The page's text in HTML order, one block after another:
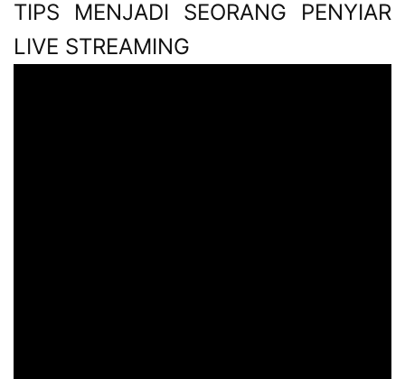
TIPS MENJADI SEORANG PENYIAR
LIVE STREAMING